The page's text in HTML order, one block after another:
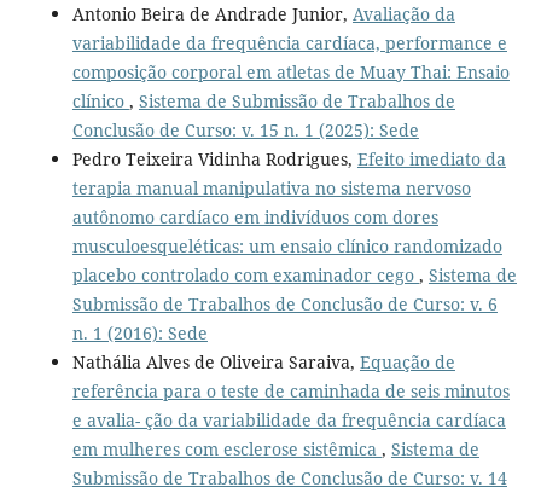
Antonio Beira de Andrade Junior, Avaliação da
variabilidade da frequência cardíaca, performance e
composição corporal em atletas de Muay Thai: Ensaio
clínico , Sistema de Submissão de Trabalhos de
Conclusão de Curso: v. 15 n. 1 (2025): Sede
Pedro Teixeira Vidinha Rodrigues, Efeito imediato da
terapia manual manipulativa no sistema nervoso
autônomo cardíaco em indivíduos com dores
musculoesqueléticas: um ensaio clínico randomizado
placebo controlado com examinador cego , Sistema de
Submissão de Trabalhos de Conclusão de Curso: v. 6
n. 1 (2016): Sede
Nathália Alves de Oliveira Saraiva, Equação de
referência para o teste de caminhada de seis minutos
e avalia- ção da variabilidade da frequência cardíaca
em mulheres com esclerose sistêmica , Sistema de
Submissão de Trabalhos de Conclusão de Curso: v. 14